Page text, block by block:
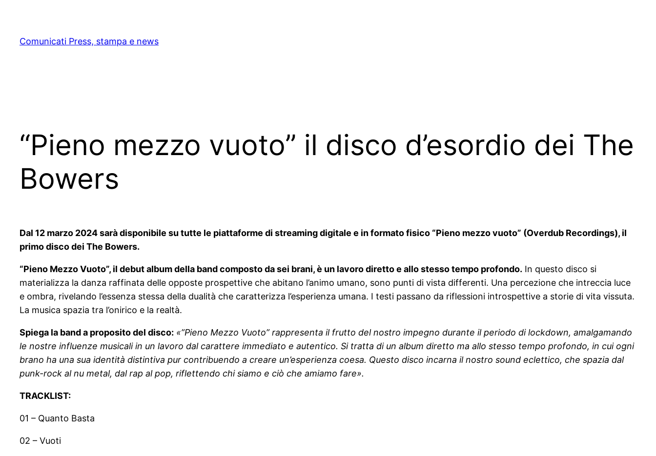
content
Comunicati Press, stampa e news
“Pieno mezzo vuoto” il disco d’esordio dei The
Bowers
Dal 12 marzo 2024 sarà disponibile su tutte le piattaforme di streaming digitale e in formato fisico “Pieno mezzo vuoto” (Overdub Recordings), il
primo disco dei The Bowers.
“Pieno Mezzo Vuoto”, il debut album della band composto da sei brani, è un lavoro diretto e allo stesso tempo profondo. In questo disco si
materializza la danza raffinata delle opposte prospettive che abitano l’animo umano, sono punti di vista differenti. Una percezione che intreccia luce
e ombra, rivelando l’essenza stessa della dualità che caratterizza l’esperienza umana. I testi passano da riflessioni introspettive a storie di vita vissuta.
La musica spazia tra l’onirico e la realtà.
Spiega la band a proposito del disco: «”Pieno Mezzo Vuoto” rappresenta il frutto del nostro impegno durante il periodo di lockdown, amalgamando
le nostre influenze musicali in un lavoro dal carattere immediato e autentico. Si tratta di un album diretto ma allo stesso tempo profondo, in cui ogni
brano ha una sua identità distintiva pur contribuendo a creare un’esperienza coesa. Questo disco incarna il nostro sound eclettico, che spazia dal
punk-rock al nu metal, dal rap al pop, riflettendo chi siamo e ciò che amiamo fare».
TRACKLIST:
01 – Quanto Basta
02 – Vuoti